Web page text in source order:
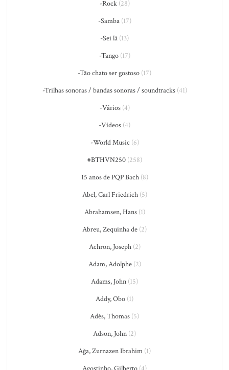
-Rock(28)
-Samba(17)
-Sei lá (13)
-Tango(17)
-Tão chato ser gostoso (17)
-Trilhas sonoras / bandas sonoras / soundtracks(41)
-Vários(4)
-Vídeos (4)
-World Music (6)
#BTHVN250(258)
15 anos de PQP Bach(8)
Abel, Carl Friedrich(5)
Abrahamsen, Hans(1)
Abreu, Zequinha de (2)
Achron, Joseph(2)
Adam, Adolphe(2)
Adams, John (15)
Addy, Obo (1)
Adès, Thomas (5)
Adson, John (2)
Ağa, Zurnazen Ibrahim (1)